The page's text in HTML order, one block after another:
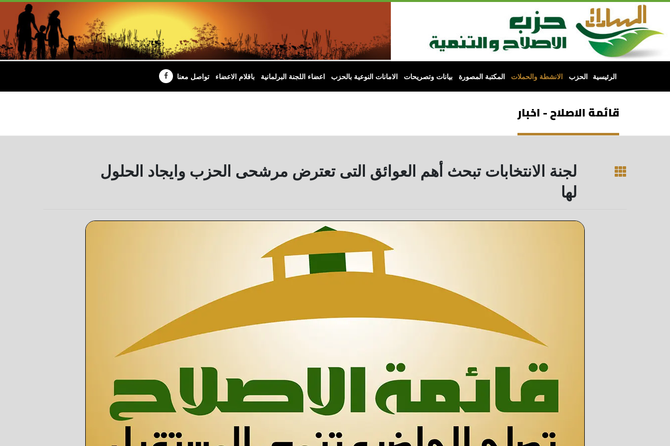
الرئيسية الحزب الانشطة والحملات المكتبة المصورة بيانات وتصريحات الامانات النوعية بالحزب اعضاء اللجنة البرلمانية باقلام الاعضاء تواصل معنا
قائمة الاصلاح - اخبار
لجنة الانتخابات تبحث أهم العوائق التى تعترض مرشحى الحزب وايجاد الحلول
لها